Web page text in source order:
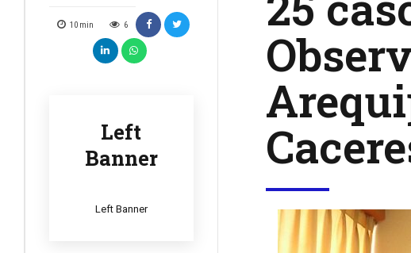
10 min 6
Left
Banner
Left Banner